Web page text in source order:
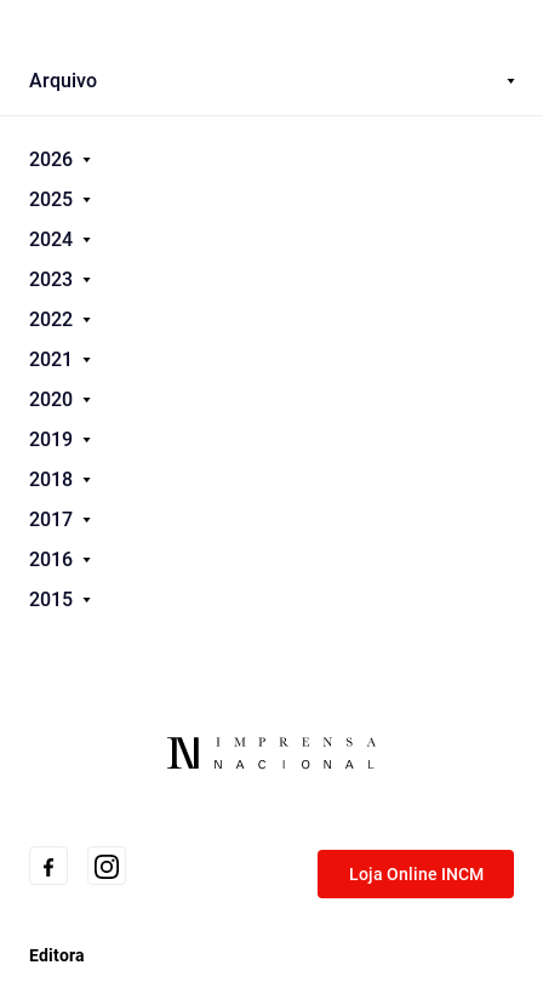
Arquivo
2026
2025
2024
2023
2022
2021
2020
2019
2018
2017
2016
2015
Loja Online INCM
Editora